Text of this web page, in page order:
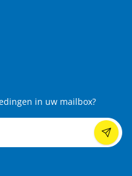
in uw mailbox?